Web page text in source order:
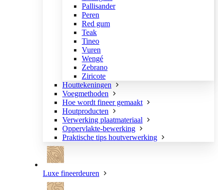
Pallisander
Peren
Red gum
Teak
Tineo
Vuren
Wengé
Zebrano
Ziricote
Houttekeningen
Voegmethoden
Hoe wordt fineer gemaakt
Houtproducten
Verwerking plaatmateriaal
Oppervlakte-bewerking
Praktische tips houtverwerking
Luxe fineerdeuren